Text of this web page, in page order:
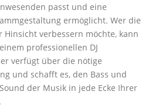
passt und eine
ermöglicht. Wer die
Hinsicht verbessern möchte, kann
professionellen DJ
verfügt über die nötige
und schafft es, den Bass und
der Musik in jede Ecke Ihrer